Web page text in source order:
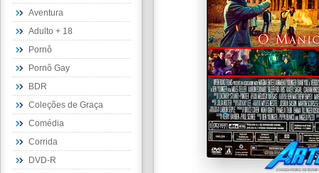
Aventura
Adulto + 18
Pornô
Pornô Gay
BDR
Coleções de Graça
Comédia
Corrida
DVD-R